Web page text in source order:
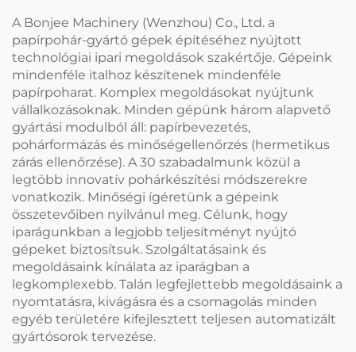
A Bonjee Machinery (Wenzhou) Co., Ltd. a
papírpohár-gyártó gépek építéséhez nyújtott
technológiai ipari megoldások szakértője. Gépeink
mindenféle italhoz készítenek mindenféle
papírpoharat. Komplex megoldásokat nyújtunk
vállalkozásoknak. Minden gépünk három alapvető
gyártási modulból áll: papírbevezetés,
pohárformázás és minőségellenőrzés (hermetikus
zárás ellenőrzése). A 30 szabadalmunk közül a
legtöbb innovatív pohárkészítési módszerekre
vonatkozik. Minőségi ígéretünk a gépeink
összetevőiben nyilvánul meg. Célunk, hogy
iparágunkban a legjobb teljesítményt nyújtó
gépeket biztosítsuk. Szolgáltatásaink és
megoldásaink kínálata az iparágban a
legkomplexebb. Talán legfejlettebb megoldásaink a
nyomtatásra, kivágásra és a csomagolás minden
egyéb területére kifejlesztett teljesen automatizált
gyártósorok tervezése.